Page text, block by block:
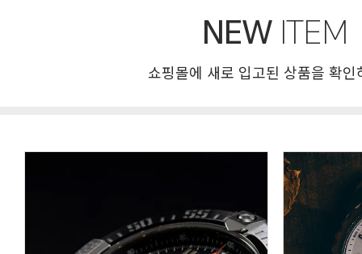
NEW ITEM
쇼핑몰에 새로 입고된 상품을 확인